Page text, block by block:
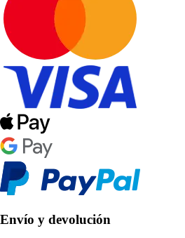
Envío y devolución